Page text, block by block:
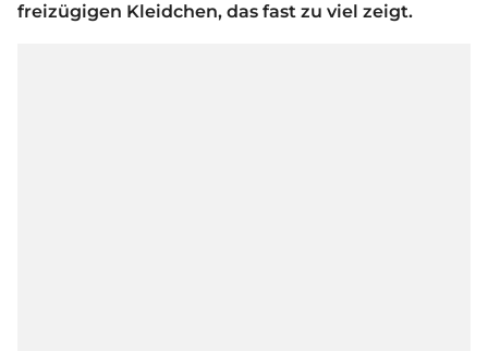
freizügigen Kleidchen, das fast zu viel zeigt.